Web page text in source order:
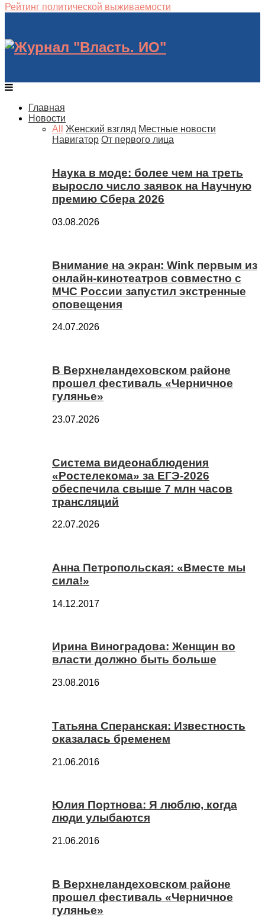
Рейтинг политической выживаемости
Главная
Новости
All
Женский взгляд Местные новости
Навигатор От первого лица
Наука в моде: более чем на треть
выросло число заявок на Научную
премию Сбера 2026
03.08.2026
Внимание на экран: Wink первым из
онлайн-кинотеатров совместно с
МЧС России запустил экстренные
оповещения
24.07.2026
В Верхнеландеховском районе
прошел фестиваль «Черничное
гулянье»
23.07.2026
Система видеонаблюдения
«Ростелекома» за ЕГЭ-2026
обеспечила свыше 7 млн часов
трансляций
22.07.2026
Анна Петропольская: «Вместе мы
сила!»
14.12.2017
Ирина Виноградова: Женщин во
власти должно быть больше
23.08.2016
Татьяна Сперанская: Известность
оказалась бременем
21.06.2016
Юлия Портнова: Я люблю, когда
люди улыбаются
21.06.2016
В Верхнеландеховском районе
прошел фестиваль «Черничное
гулянье»